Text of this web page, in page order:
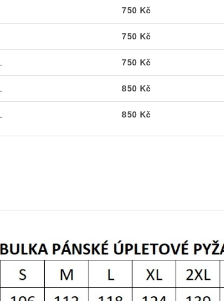
750 Kč
750 Kč
750 Kč
850 Kč
850 Kč